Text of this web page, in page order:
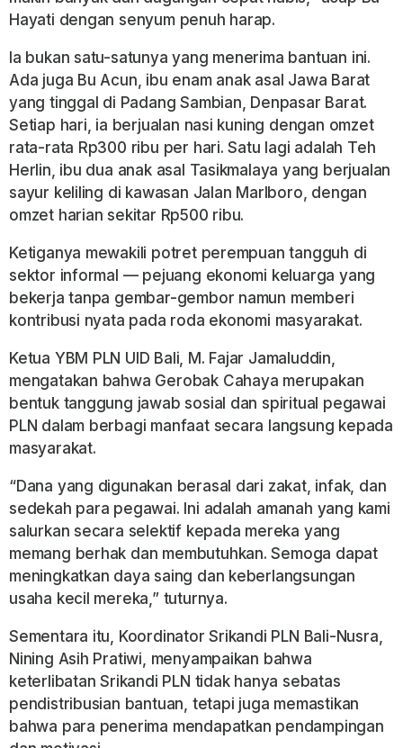
Hayati dengan senyum penuh harap.
Ia bukan satu-satunya yang menerima bantuan ini.
Ada juga Bu Acun, ibu enam anak asal Jawa Barat
yang tinggal di Padang Sambian, Denpasar Barat.
Setiap hari, ia berjualan nasi kuning dengan omzet
rata-rata Rp300 ribu per hari. Satu lagi adalah Teh
Herlin, ibu dua anak asal Tasikmalaya yang berjualan
sayur keliling di kawasan Jalan Marlboro, dengan
omzet harian sekitar Rp500 ribu.
Ketiganya mewakili potret perempuan tangguh di
sektor informal — pejuang ekonomi keluarga yang
bekerja tanpa gembar-gembor namun memberi
kontribusi nyata pada roda ekonomi masyarakat.
Ketua YBM PLN UID Bali, M. Fajar Jamaluddin,
mengatakan bahwa Gerobak Cahaya merupakan
bentuk tanggung jawab sosial dan spiritual pegawai
PLN dalam berbagi manfaat secara langsung kepada
masyarakat.
“Dana yang digunakan berasal dari zakat, infak, dan
sedekah para pegawai. Ini adalah amanah yang kami
salurkan secara selektif kepada mereka yang
memang berhak dan membutuhkan. Semoga dapat
meningkatkan daya saing dan keberlangsungan
usaha kecil mereka,” tuturnya.
Sementara itu, Koordinator Srikandi PLN Bali-Nusra,
Nining Asih Pratiwi, menyampaikan bahwa
keterlibatan Srikandi PLN tidak hanya sebatas
pendistribusian bantuan, tetapi juga memastikan
bahwa para penerima mendapatkan pendampingan